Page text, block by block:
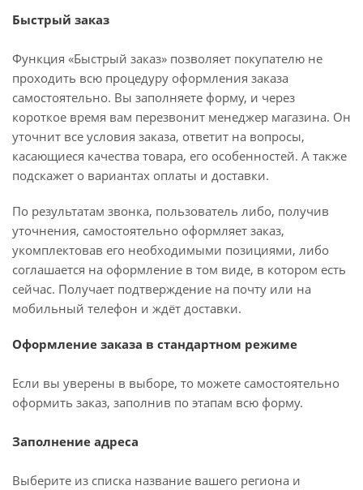
Быстрый заказ
Функция «Быстрый заказ» позволяет покупателю не
проходить всю процедуру оформления заказа
самостоятельно. Вы заполняете форму, и через
короткое время вам перезвонит менеджер магазина. Он
уточнит все условия заказа, ответит на вопросы,
касающиеся качества товара, его особенностей. А также
подскажет о вариантах оплаты и доставки.
По результатам звонка, пользователь либо, получив
уточнения, самостоятельно оформляет заказ,
укомплектовав его необходимыми позициями, либо
соглашается на оформление в том виде, в котором есть
сейчас. Получает подтверждение на почту или на
мобильный телефон и ждёт доставки.
Оформление заказа в стандартном режиме
Если вы уверены в выборе, то можете самостоятельно
оформить заказ, заполнив по этапам всю форму.
Заполнение адреса
Выберите из списка название вашего региона и